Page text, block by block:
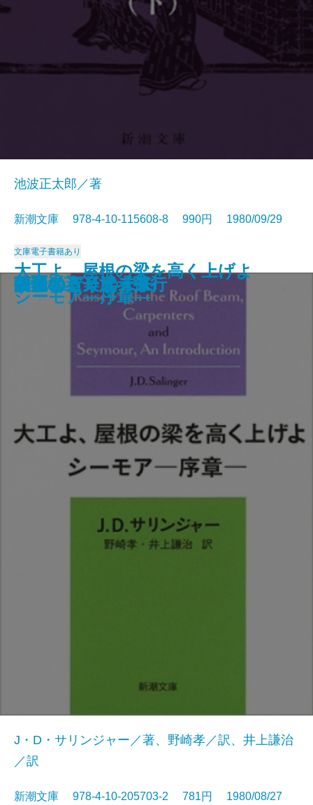
アラスカ物語
漂流
官僚たちの夏
新釈遠野物語
笑うな
シェリー詩集
もの思う葦
人情裏長屋
闇の狩人〔上〕
闇の狩人〔下〕
池波正太郎／著
新潮文庫 978-4-10-115608-8 990円 1980/09/29
文庫電子書籍あり
大工よ、屋根の梁を高く上げよ
シーモア―序章―
J・D・サリンジャー／著、野崎孝／訳、井上謙治
／訳
新潮文庫 978-4-10-205703-2 781円 1980/08/27
ボクの音楽武者修行
復活〔上〕
復活〔下〕
路傍の石
共犯者
ひとにぎりの未来
華麗なる一族〔上〕
華麗なる一族〔中〕
華麗なる一族〔下〕